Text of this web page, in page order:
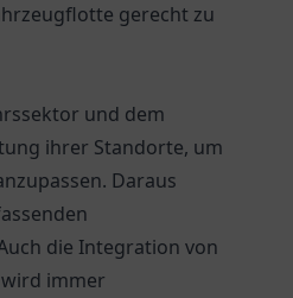
gerecht zu
und dem
ihrer Standorte, um
Daraus
die Integration von
immer